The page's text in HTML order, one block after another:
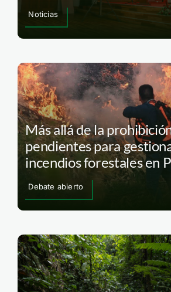
Noticias
Más allá de la
pendientes para
incendios forestales en
Debate abierto